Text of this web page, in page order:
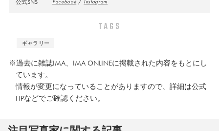
公式SNS
TAGS
ギャラリー
※過去に雑誌IMA、IMA ONLINEに掲載された内容をもとにし
ています。
情報が変更になっていることがありますので、詳細は公式
HPなどでご確認ください。